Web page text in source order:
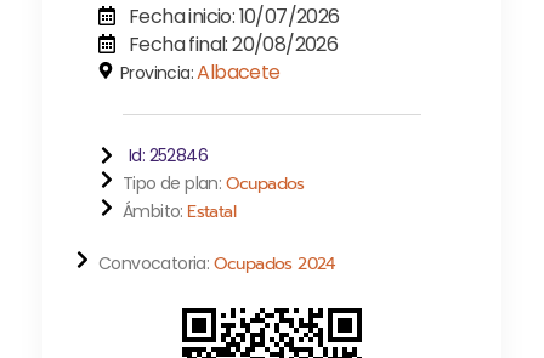
Fecha inicio: 10/07/2026
Fecha final: 20/08/2026
Provincia:Albacete
Id: 252846
Tipo de plan: Ocupados
Ámbito: Estatal
Convocatoria: Ocupados 2024